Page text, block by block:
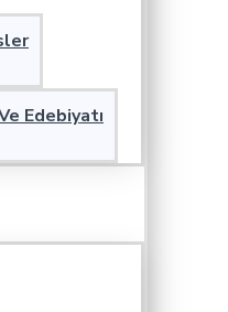
Edebiyatı